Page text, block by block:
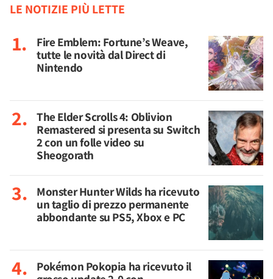
LE NOTIZIE PIÙ LETTE
Fire Emblem: Fortune’s Weave,
tutte le novità dal Direct di
Nintendo
The Elder Scrolls 4: Oblivion
Remastered si presenta su Switch
2 con un folle video su
Sheogorath
Monster Hunter Wilds ha ricevuto
un taglio di prezzo permanente
abbondante su PS5, Xbox e PC
Pokémon Pokopia ha ricevuto il